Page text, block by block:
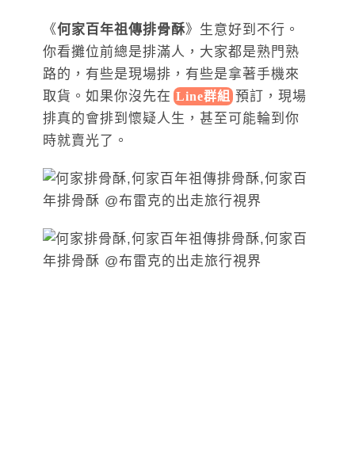
《何家百年祖傳排骨酥》生意好到不行。
你看攤位前總是排滿人，大家都是熟門熟
路的，有些是現場排，有些是拿著手機來
取貨。如果你沒先在 Line群組 預訂，現場
排真的會排到懷疑人生，甚至可能輪到你
時就賣光了。